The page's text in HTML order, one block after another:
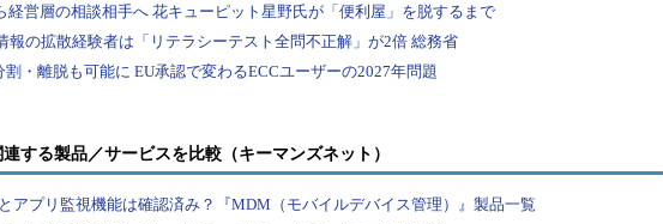
する製品／サービスを比較（キーマンズネット）
アプリ監視機能は確認済み？『MDM（モバイルデバイス管理）』製品一覧